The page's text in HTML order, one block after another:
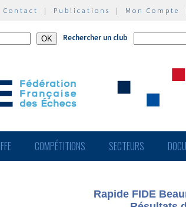
Contact | Publications | Mon Compte
Rechercher un club
FFE COMPÉTITIONS SECTEURS
Rapide FIDE